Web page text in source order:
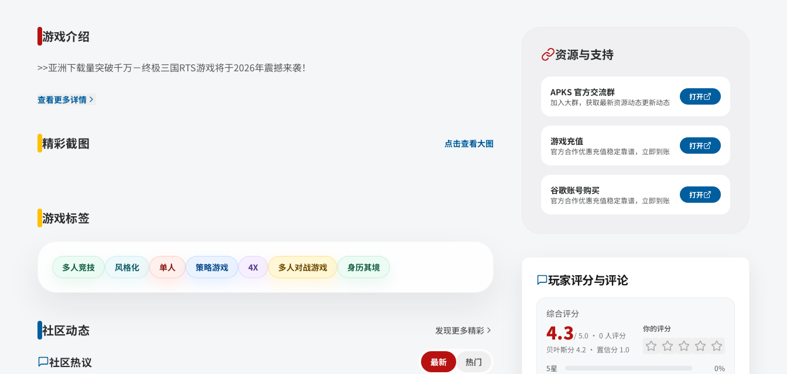
游戏介绍
>>亚洲下载量突破千万－终极三国RTS游戏将于2026年震撼来袭！
查看更多详情
精彩截图 点击查看大图
游戏标签
多人竞技 风格化 单人 策略游戏 4X 多人对战游戏 身历其境
社区动态 发现更多精彩
社区热议 最新 热门
资源与支持
APKS 官方交流群
加入大群，获取最新资源动态更新动态
打开
游戏充值
官方合作优惠充值稳定靠谱，立即到账
打开
谷歌账号购买
官方合作优惠充值稳定靠谱，立即到账
打开
玩家评分与评论
综合评分
4.3/ 5.0 · 0 人评分
贝叶斯分4.2 · 置信分 1.0
你的评分
5星 0%